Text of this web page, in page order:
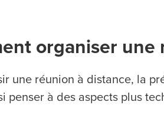
organiser une
une réunion à distance, la
penser à des aspects plus